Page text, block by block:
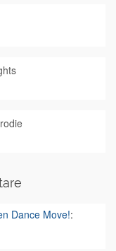
Dance Move!: